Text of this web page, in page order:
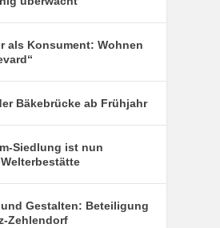
als Konsument: Wohnen
Bäkebrücke ab Frühjahr
Siedlung ist nun
Welterbestätte
Gestalten: Beteiligung
Zehlendorf